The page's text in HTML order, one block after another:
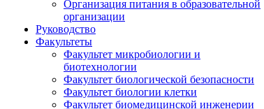
Организация питания в образовательной
организации
Руководство
Факультеты
Факультет микробиологии и
биотехнологии
Факультет биологической безопасности
Факультет биологии клетки
Факультет биомедицинской инженерии